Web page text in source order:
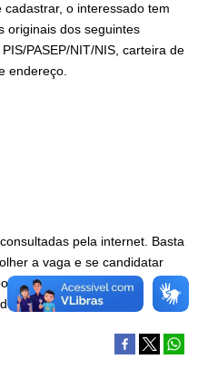
o interessado tem
originais dos seguintes
PASEP/NIT/NIS, carteira de
endereço.
pela internet. Basta
a vaga e se candidatar
da Prefeitura e ir a
trabalho".